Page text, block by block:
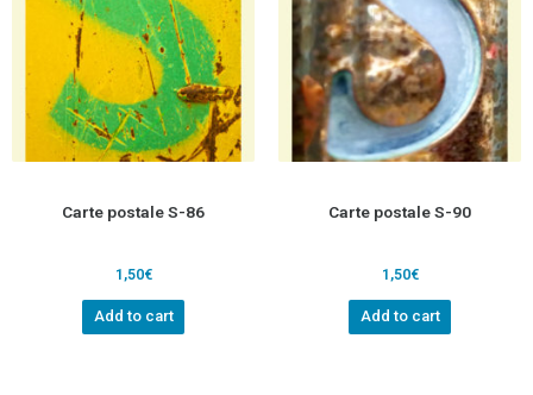
Carte postale S-86
1,50€
Add to cart
Carte postale S-90
1,50€
Add to cart